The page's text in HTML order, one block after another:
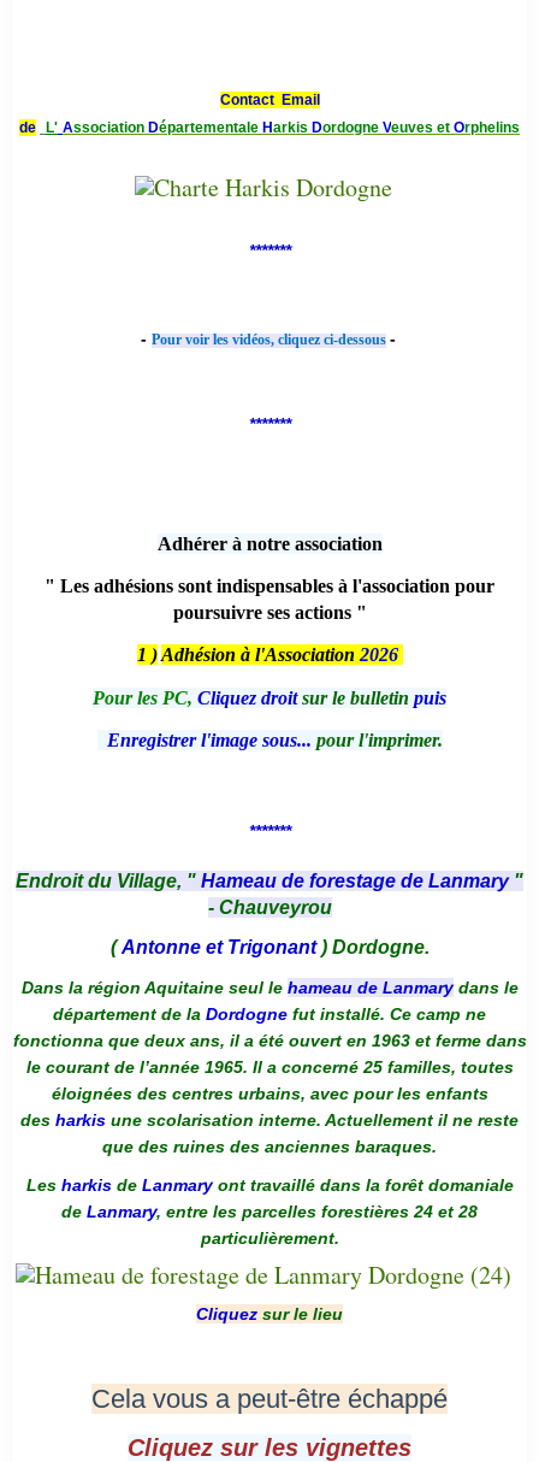
Contact Email
de L' Association Départementale Harkis Dordogne Veuves et Orphelins
*******
- Pour voir les vidéos, cliquez ci-dessous -
*******
Adhérer à notre association
" Les adhésions sont indispensables à l'association pour
poursuivre ses actions "
1 ) Adhésion à l'Association 2026
Pour les PC, Cliquez droitsur le bulletin puis
Enregistrer l'image sous... pour l'imprimer.
*******
Endroit du Village, " Hameau de forestage de Lanmary "
- Chauveyrou
(Antonne et Trigonant) Dordogne.
Dans la région Aquitaine seul le hameau de Lanmarydans le
département de la Dordogne fut installé. Ce camp ne
fonctionna que deux ans, il a été ouvert en 1963 et ferme dans
le courant de l’année 1965. Il a concerné 25 familles, toutes
éloignées des centres urbains, avec pour les enfants
des harkis une scolarisation interne. Actuellement il ne reste
que des ruines des anciennes baraques.
Les harkis de Lanmaryont travaillé dans la forêt domaniale
de Lanmary, entre les parcelles forestières 24 et 28
particulièrement.
Cliquez sur le lieu
Cela vous a peut-être échappé
Cliquez sur les vignettes